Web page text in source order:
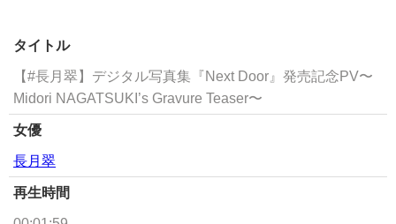
タイトル
【#長月翠】デジタル写真集『Next Door』発売記念PV〜
Midori NAGATSUKI’s Gravure Teaser〜
女優
長月翠
再生時間